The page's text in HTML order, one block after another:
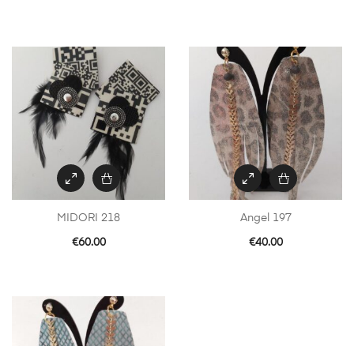
MIDORI 218
€60.00
Angel 197
€40.00